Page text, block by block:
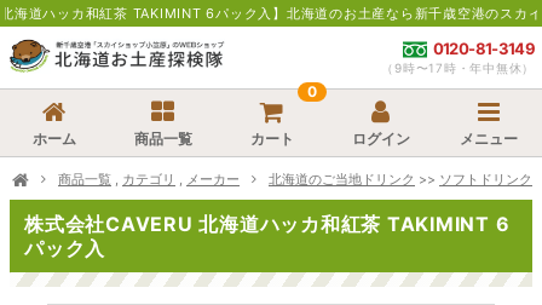
TAKIMINT 6パック入】北海道のお土産なら新千歳空港のスカイショップにお任
0120-81-3149
（9時〜17時・年中無休）
ホーム 商品一覧 カート
0
ログイン メニュー
商品一覧 , カテゴリ , メーカー 北海道のご当地ドリンク >> ソフトドリンク
株式会社CAVERU 北海道ハッカ和紅茶 TAKIMINT 6
パック入